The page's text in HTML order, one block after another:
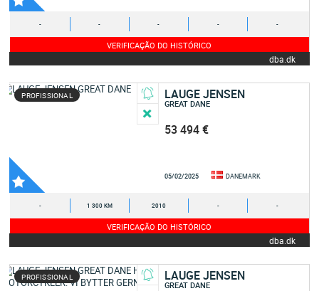
- - - - -
VERIFICAÇÃO DO HISTÓRICO
dba.dk
PROFISSIONAL LAUGE JENSEN
GREAT DANE
53 494 €
05/02/2025 DANEMARK
- 1 300 KM 2010 - -
VERIFICAÇÃO DO HISTÓRICO
dba.dk
PROFISSIONAL LAUGE JENSEN
GREAT DANE